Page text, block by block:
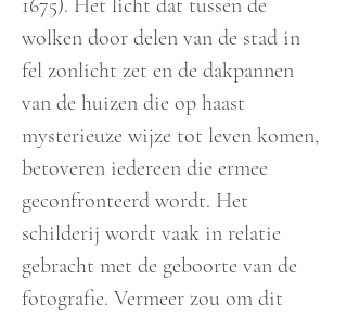
1675). Het licht dat tussen de
wolken door delen van de stad in
fel zonlicht zet en de dakpannen
van de huizen die op haast
mysterieuze wijze tot leven komen,
betoveren iedereen die ermee
geconfronteerd wordt. Het
schilderij wordt vaak in relatie
gebracht met de geboorte van de
fotografie. Vermeer zou om dit